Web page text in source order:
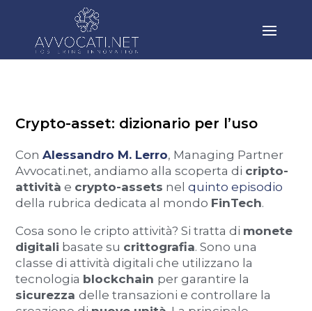
Crypto-asset: dizionario per l’uso
ConAlessandro M. Lerro, Managing Partner
Avvocati.net, andiamo alla scoperta di cripto-
attività e crypto-assets nelquinto episodio
della rubrica dedicata al mondo FinTech.
Cosa sono le cripto attività? Si tratta di monete
digitali basate su crittografia. Sono una
classe di attività digitali che utilizzano la
tecnologia blockchain per garantire la
sicurezzadelle transazioni e controllare la